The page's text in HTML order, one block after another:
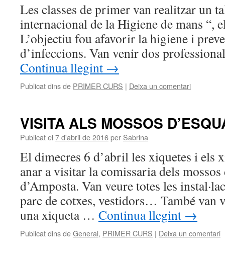
Les classes de primer van realitzar un
internacional de la Higiene de mans “,
L’objectiu fou afavorir la higiene i
d’infeccions. Van venir dos
Continua llegint →
Publicat dins de PRIMER CURS | Deixa un comentari
VISITA ALS MOSSOS
Publicat el 7 d'abril de 2016per Sabrina
El dimecres 6 d’abril les xiquetes i els
anar a visitar la comissaria dels mossos
d’Amposta. Van veure totes les
parc de cotxes, vestidors… També van
una xiqueta … Continua llegint →
Publicat dins deGeneral, PRIMER CURS | Deixa un comentari